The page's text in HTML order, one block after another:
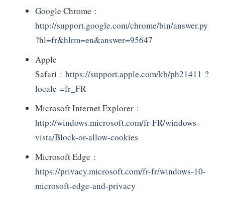
Google Chrome :
http://support.google.com/chrome/bin/answer.py
?hl=fr&hlrm=en&answer=95647
Apple
Safari : https://support.apple.com/kb/ph21411 ?
locale =fr_FR
Microsoft Internet Explorer :
http://windows.microsoft.com/fr-FR/windows-
vista/Block-or-allow-cookies
Microsoft Edge :
https://privacy.microsoft.com/fr-fr/windows-10-
microsoft-edge-and-privacy